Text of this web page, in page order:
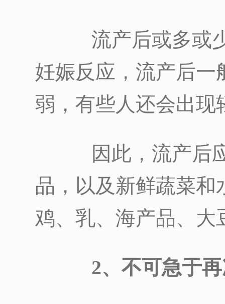
流产后或多或少
妊娠反应，流产后一
弱，有些人还会出现
因此，流产后应
品，以及新鲜蔬菜和
鸡、乳、海产品、大
2、不可急于再